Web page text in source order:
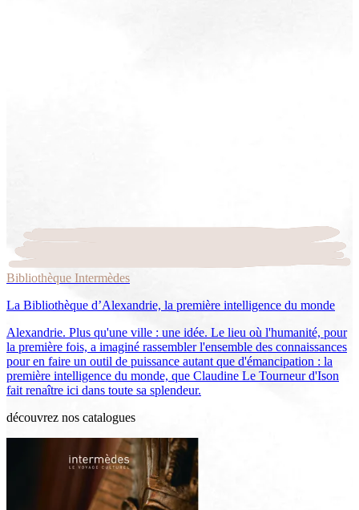
Bibliothèque Intermèdes
La Bibliothèque d’Alexandrie, la première intelligence du monde
Alexandrie. Plus qu'une ville : une idée. Le lieu où l'humanité, pour
la première fois, a imaginé rassembler l'ensemble des connaissances
pour en faire un outil de puissance autant que d'émancipation : la
première intelligence du monde, que Claudine Le Tourneur d'Ison
fait renaître ici dans toute sa splendeur.
découvrez nos catalogues